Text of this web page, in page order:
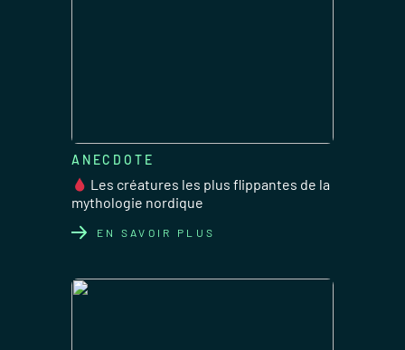
EN SAVOIR PLUS
ANECDOTE
Les créatures les plus flippantes de la
mythologie nordique